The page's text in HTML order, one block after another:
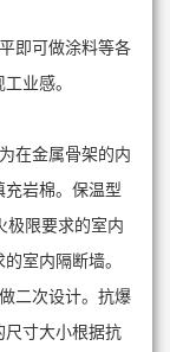
即可做涂料等各
业感。
在金属骨架的内
岩棉。保温型
极限要求的室内
室内隔断墙。
二次设计。抗爆
尺寸大小根据抗